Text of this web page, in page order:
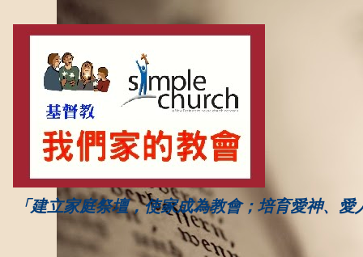
「建立家庭祭壇，使家成為教會；培育愛神、